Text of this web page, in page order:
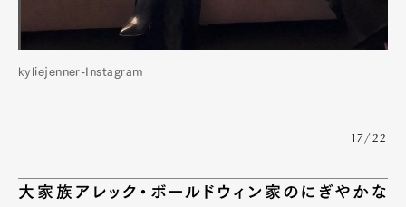
kyliejenner-Instagram
17/22
大家族アレック・ボールドウィン家のにぎやかな